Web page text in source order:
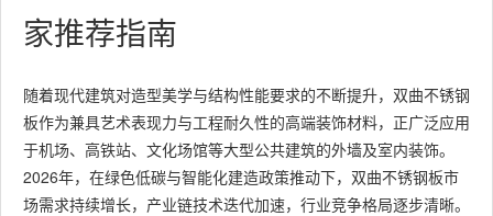
家推荐指南
随着现代建筑对造型美学与结构性能要求的不断提升，双曲不锈钢
板作为兼具艺术表现力与工程耐久性的高端装饰材料，正广泛应用
于机场、高铁站、文化场馆等大型公共建筑的外墙及室内装饰。
2026年，在绿色低碳与智能化建造政策推动下，双曲不锈钢板市
场需求持续增长，产业链技术迭代加速，行业竞争格局逐步清晰。